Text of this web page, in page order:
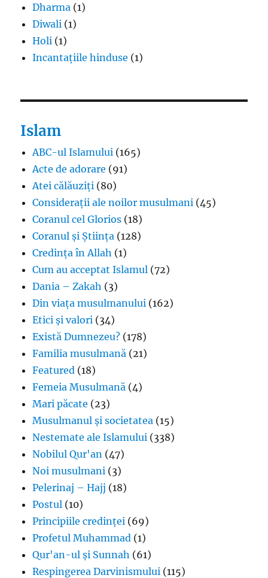
Dharma (1)
Diwali (1)
Holi (1)
Incantațiile hinduse (1)
Islam
ABC-ul Islamului (165)
Acte de adorare (91)
Atei călăuziți (80)
Considerații ale noilor musulmani (45)
Coranul cel Glorios (18)
Coranul și Știința (128)
Credința în Allah (1)
Cum au acceptat Islamul (72)
Dania – Zakah (3)
Din viața musulmanului (162)
Etici și valori (34)
Există Dumnezeu? (178)
Familia musulmană (21)
Featured (18)
Femeia Musulmană (4)
Mari păcate (23)
Musulmanul și societatea (15)
Nestemate ale Islamului (338)
Nobilul Qur'an (47)
Noi musulmani (3)
Pelerinaj – Hajj (18)
Postul (10)
Principiile credinței (69)
Profetul Muhammad (1)
Qur'an-ul și Sunnah (61)
Respingerea Darvinismului (115)